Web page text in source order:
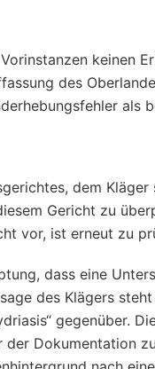
keinen
des
als
dem
Gericht zu
vor, ist erneut zu
dass eine
des Klägers
gegenüber.
der Dokumentation